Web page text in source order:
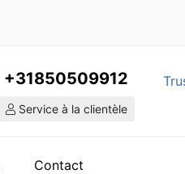
+31850509912
Service à la clientèle
Contact